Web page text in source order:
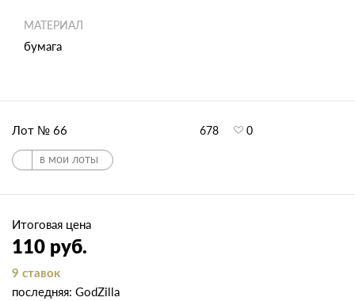
МАТЕРИАЛ
бумага
Лот № 66 678 0
в мои лоты
Итоговая цена
110 руб.
9 ставок
последняя: GodZilla